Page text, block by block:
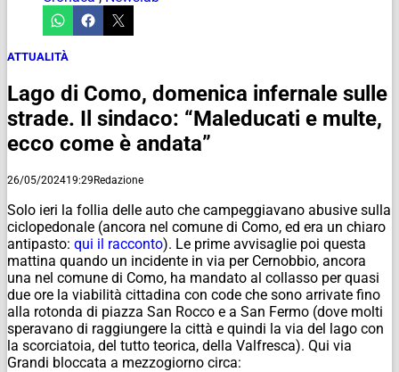
ATTUALITÀ
Lago di Como, domenica infernale sulle
strade. Il sindaco: “Maleducati e multe,
ecco come è andata”
26/05/202419:29Redazione
Solo ieri la follia delle auto che campeggiavano abusive sulla
ciclopedonale (ancora nel comune di Como, ed era un chiaro
antipasto: qui il racconto). Le prime avvisaglie poi questa
mattina quando un incidente in via per Cernobbio, ancora
una nel comune di Como, ha mandato al collasso per quasi
due ore la viabilità cittadina con code che sono arrivate fino
alla rotonda di piazza San Rocco e a San Fermo (dove molti
speravano di raggiungere la città e quindi la via del lago con
la scorciatoia, del tutto teorica, della Valfresca). Qui via
Grandi bloccata a mezzogiorno circa: